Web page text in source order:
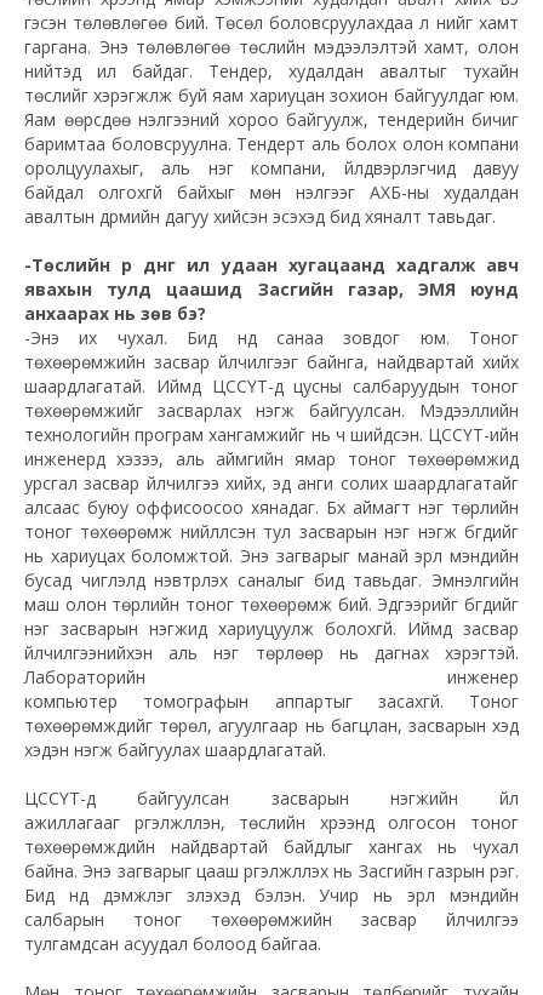
гэсэн төлөвлөгөө бий. Төсөл боловсруулахдаа л үүнийг хамт
гаргана. Энэ төлөвлөгөө төслийн мэдээлэлтэй хамт, олон
нийтэд ил байдаг. Тендер, худалдан авалтыг тухайн
төслийг хэрэгжүүлж буй яам хариуцан зохион байгуулдаг юм.
Яам өөрсдөө үнэлгээний хороо байгуулж, тендерийн бичиг
баримтаа боловсруулна. Тендерт аль болох олон компани
оролцуулахыг, аль нэг компани, үйлдвэрлэгчид давуу
байдал олгохгүй байхыг мөн үнэлгээг АХБ-ны худалдан
авалтын дүрмийн дагуу хийсэн эсэхэд бид хяналт тавьдаг.
-Төслийн үр дүнг илүү удаан хугацаанд хадгалж авч
явахын тулд цаашид Засгийн газар, ЭМЯ юунд
анхаарах нь зөв бэ?
-Энэ их чухал. Бид үүнд санаа зовдог юм. Тоног
төхөөрөмжийн засвар үйлчилгээг байнга, найдвартай хийх
шаардлагатай. Иймд ЦССҮТ-д цусны салбаруудын тоног
төхөөрөмжийг засварлах нэгж байгуулсан. Мэдээллийн
технологийн програм хангамжийг нь ч шийдсэн. ЦССҮТ-ийн
инженерүүд хэзээ, аль аймгийн ямар тоног төхөөрөмжид
урсгал засвар үйлчилгээ хийх, эд анги солих шаардлагатайг
алсаас буюу оффисоосоо хянадаг. Бүх аймагт нэг төрлийн
тоног төхөөрөмж нийлүүлсэн тул засварын нэг нэгж бүгдийг
нь хариуцах боломжтой. Энэ загварыг манай эрүүл мэндийн
бусад чиглэлд нэвтрүүлэх саналыг бид тавьдаг. Эмнэлгийн
маш олон төрлийн тоног төхөөрөмж бий. Эдгээрийг бүгдийг
нэг засварын нэгжид хариуцуулж болохгүй. Иймд засвар
үйлчилгээнийхэн аль нэг төрлөөр нь дагнах хэрэгтэй.
Лабораторийн инженер
компьютер томографын аппартыг засахгүй. Тоног
төхөөрөмжүүдийг төрөл, агуулгаар нь багцлан, засварын хэд
хэдэн нэгж байгуулах шаардлагатай.
ЦССҮТ-д байгуулсан засварын нэгжийн үйл
ажиллагааг үргэлжлүүлэн, төслийн хүрээнд олгосон тоног
төхөөрөмжүүдийн найдвартай байдлыг хангах нь чухал
байна. Энэ загварыг цааш үргэлжлүүлэх нь Засгийн газрын үүрэг.
Бид үүнд дэмжлэг үзүүлэхэд бэлэн. Учир нь эрүүл мэндийн
салбарын тоног төхөөрөмжийн засвар үйлчилгээ
тулгамдсан асуудал болоод байгаа.